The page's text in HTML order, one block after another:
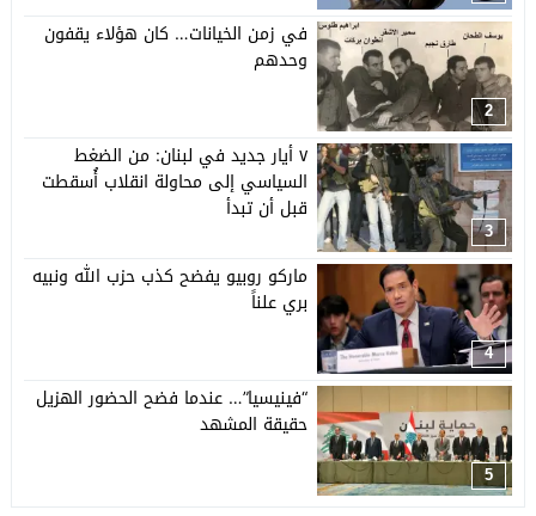
2
في زمن الخيانات… كان هؤلاء يقفون
وحدهم
3
٧ أيار جديد في لبنان: من الضغط
السياسي إلى محاولة انقلاب أُسقطت
قبل أن تبدأ
4
ماركو روبيو يفضح كذب حزب الله ونبيه
بري علناً
5
“فينيسيا”… عندما فضح الحضور الهزيل
حقيقة المشهد